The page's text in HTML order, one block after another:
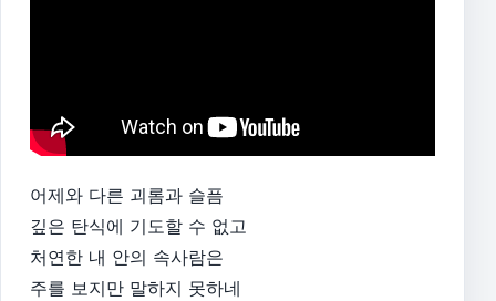
어제와 다른 괴롬과 슬픔
깊은 탄식에 기도할 수 없고
처연한 내 안의 속사람은
주를 보지만 말하지 못하네